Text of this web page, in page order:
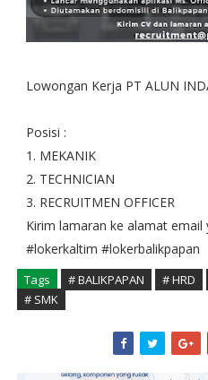
Lowongan Kerja PT ALUN
Posisi :
1. MEKANIK
2. TECHNICIAN
3. RECRUITMEN OFFICER
Kirim lamaran ke alamat
#lokerkaltim #lokerbalikpapan
Tags # BALIKPAPAN # HRD
# SMK